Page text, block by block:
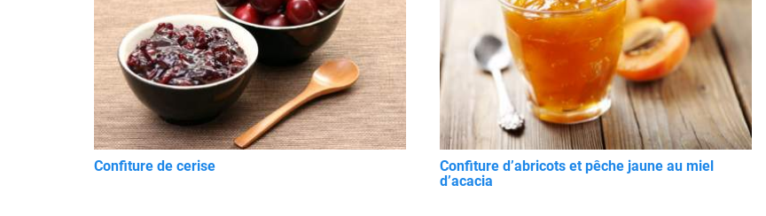
Confiture de cerise
Confiture d’abricots et pêche jaune au miel
d’acacia